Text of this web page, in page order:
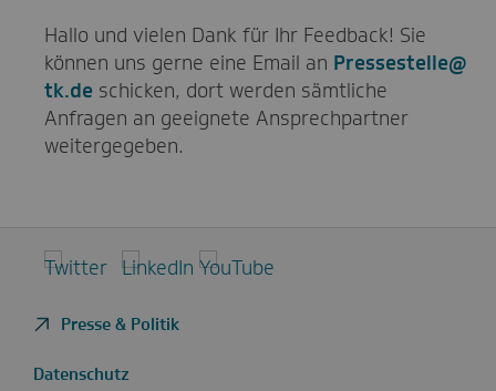
Hallo und vielen Dank für Ihr Feedback! Sie
können uns gerne eine Email an Pressestelle@
tk.de schicken, dort werden sämtliche
Anfragen an geeignete Ansprechpartner
weitergegeben.
Twitter LinkedIn
Presse & Politik
Datenschutz